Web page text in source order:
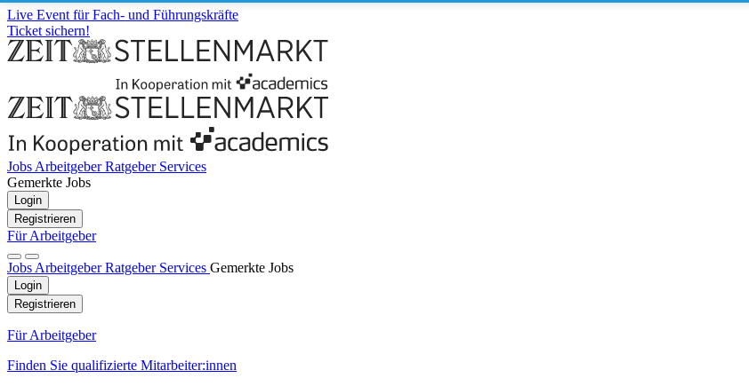
Live Event für Fach- und Führungskräfte
Ticket sichern!
Jobs ArbeitgeberRatgeber Services
Gemerkte Jobs
Login
Registrieren
Für Arbeitgeber
Jobs ArbeitgeberRatgeber Services Gemerkte Jobs
Login
Registrieren
Für Arbeitgeber
Finden Sie qualifizierte Mitarbeiter:innen